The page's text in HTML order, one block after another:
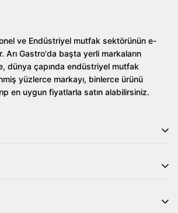
ve Endüstriyel mutfak sektörünün e-
Arı Gastro'da başta yerli markaların
dünya çapında endüstriyel mutfak
yüzlerce markayı, binlerce ürünü
en uygun fiyatlarla satın alabilirsiniz.